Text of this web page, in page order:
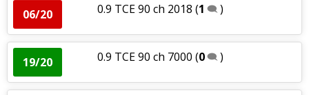
06/20 0.9 TCE 90 ch 2018 (1 )
19/20 0.9 TCE 90 ch 7000 (0 )